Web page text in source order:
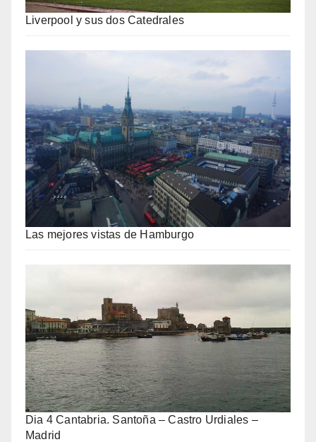
Liverpool y sus dos Catedrales
Las mejores vistas de Hamburgo
Dia 4 Cantabria. Santoña – Castro Urdiales –
Madrid